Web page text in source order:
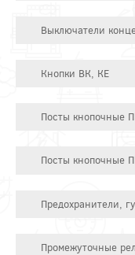
Выключатели
Кнопки ВК, КЕ
Посты кнопочные
Посты кнопочные
Предохранители,
Промежуточные